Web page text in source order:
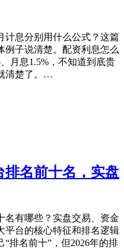
计息分别用什么公式？这篇
例子说清楚。配资利息怎么
月息1.5%，不知道到底贵
清楚了。…
排名前十名，实盘
名有哪些？实盘交易、资金
平台的核心特征和排名逻辑
排名前十”，但2026年的排